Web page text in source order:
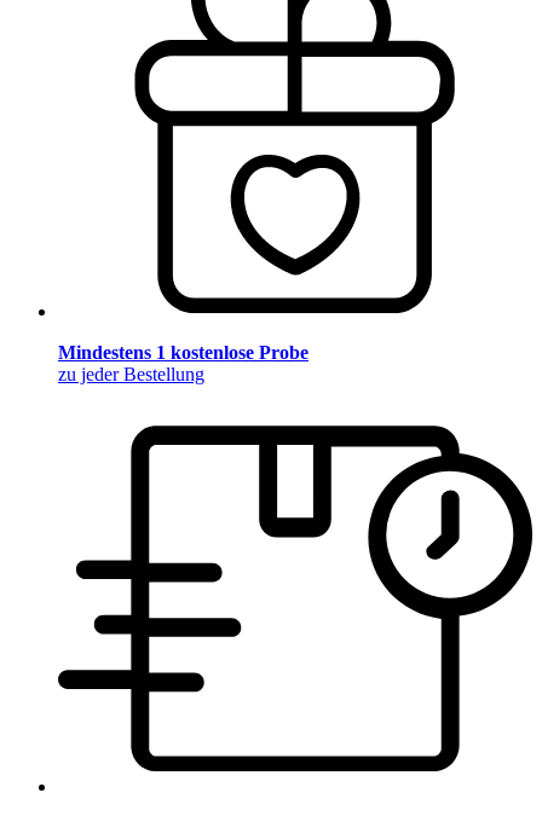
Mindestens 1 kostenlose Probe
zu jeder Bestellung